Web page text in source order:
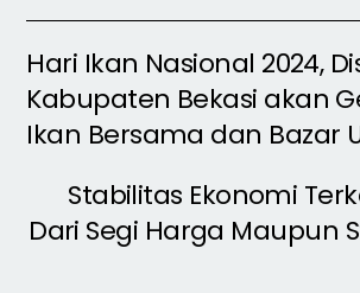
Hari Ikan Nasional 2024,
Kabupaten Bekasi akan
Ikan Bersama dan Bazar
Stabilitas Ekonomi
Dari Segi Harga Maupun